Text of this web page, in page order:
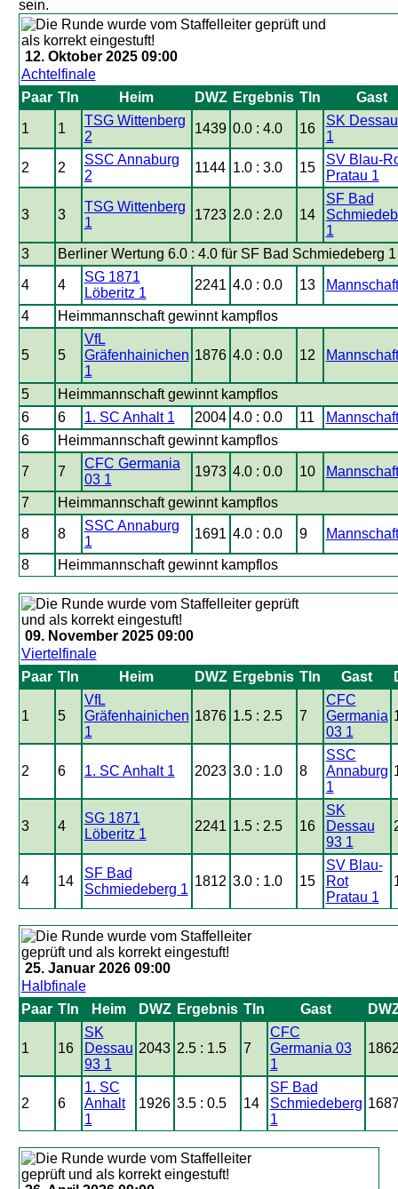
sein.
12. Oktober 2025 09:00
Achtelfinale
Paar Tln Heim DWZ Ergebnis Tln Gast
1 1
TSG Wittenberg
2
1439 0.0 : 4.0 16
SK
1
2 2
SSC Annaburg
2
1144 1.0 : 3.0 15
SV Blau-
Pratau 1
3 3
TSG Wittenberg
1
1723 2.0 : 2.0 14
SF Bad
1
3
Berliner Wertung 6.0 : 4.0 für SF Bad Schmiedeberg 1
4 4
SG 1871
Löberitz 1
2241 4.0 : 0.0 13
4 Heimmannschaft gewinnt kampflos
5 5
VfL
Gräfenhainichen
1
1876 4.0 : 0.0 12
5
Heimmannschaft gewinnt kampflos
6
6 1. SC Anhalt 1 2004 4.0 : 0.0 11
6
Heimmannschaft gewinnt kampflos
7 7
CFC Germania
03 1
1973 4.0 : 0.0 10
7 Heimmannschaft gewinnt kampflos
8 8
SSC Annaburg
1
1691 4.0 : 0.0 9
8 Heimmannschaft gewinnt kampflos
09. November 2025 09:00
Viertelfinale
Paar Tln Heim DWZ Ergebnis Tln Gast
1 5
VfL
Gräfenhainichen
1
1876 1.5 : 2.5 7
CFC
Germania
03 1
2 6 1. SC Anhalt 1 2023 3.0 : 1.0 8
SSC
Annaburg
1
3 4
SG 1871
Löberitz 1
2241 1.5 : 2.5 16
SK
Dessau
93 1
4 14
SF Bad
Schmiedeberg 1
1812 3.0 : 1.0 15
SV Blau-
Rot
Pratau 1
25. Januar 2026 09:00
Halbfinale
Paar Tln Heim DWZ Ergebnis Tln Gast
1 16
SK
Dessau
93 1
2043 2.5 : 1.5 7
CFC
Germania 03
1
2 6
1. SC
Anhalt
1
1926 3.5 : 0.5 14
SF Bad
Schmiedeberg
1